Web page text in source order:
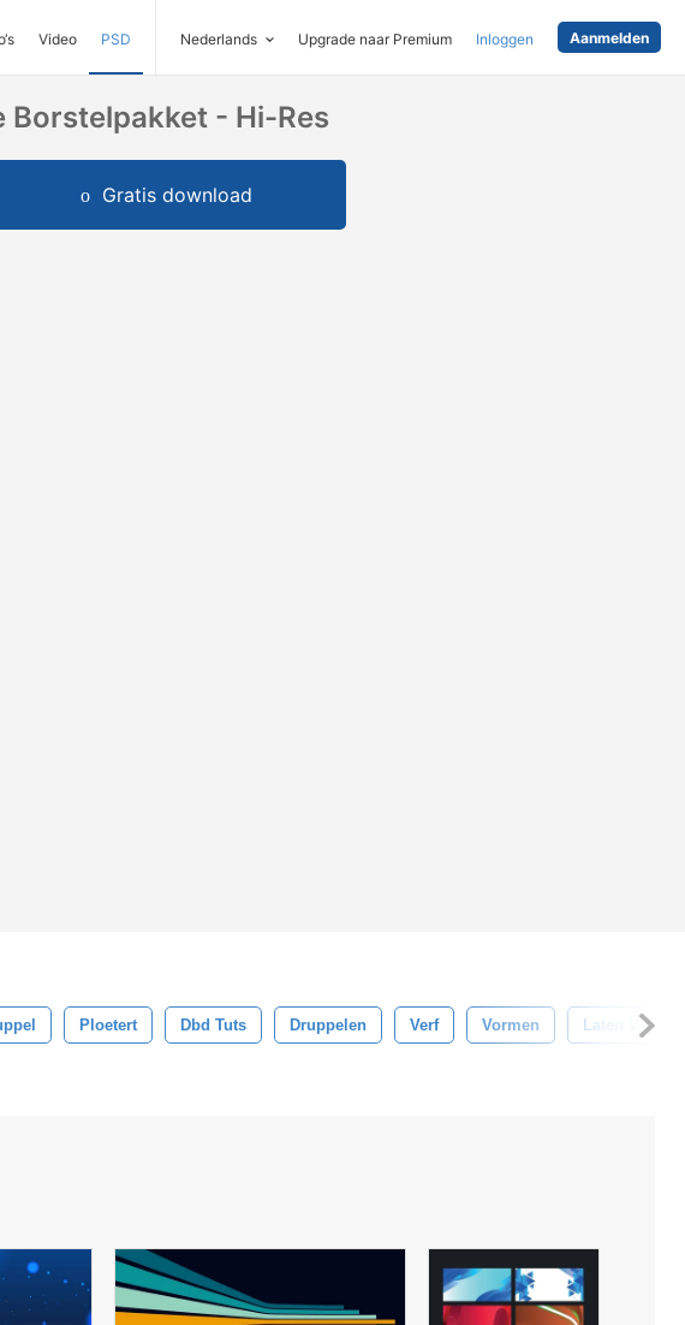
Video PSD Nederlands Upgrade naar Premium Inloggen Aanmelden
- Hi-Res
Gratis download
Ploetert Dbd Tuts Druppelen Verf Vormen Laten Vallen